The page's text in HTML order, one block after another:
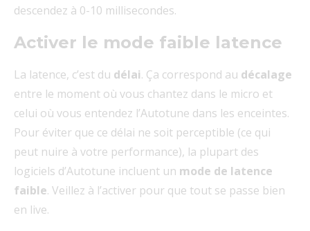
descendez à 0-10 millisecondes.
Activer le mode faible latence
La latence, c’est du délai. Ça correspond au décalage
entre le moment où vous chantez dans le micro et
celui où vous entendez l’Autotune dans les enceintes.
Pour éviter que ce délai ne soit perceptible (ce qui
peut nuire à votre performance), la plupart des
logiciels d’Autotune incluent un mode de latence
faible. Veillez à l’activer pour que tout se passe bien
en live.